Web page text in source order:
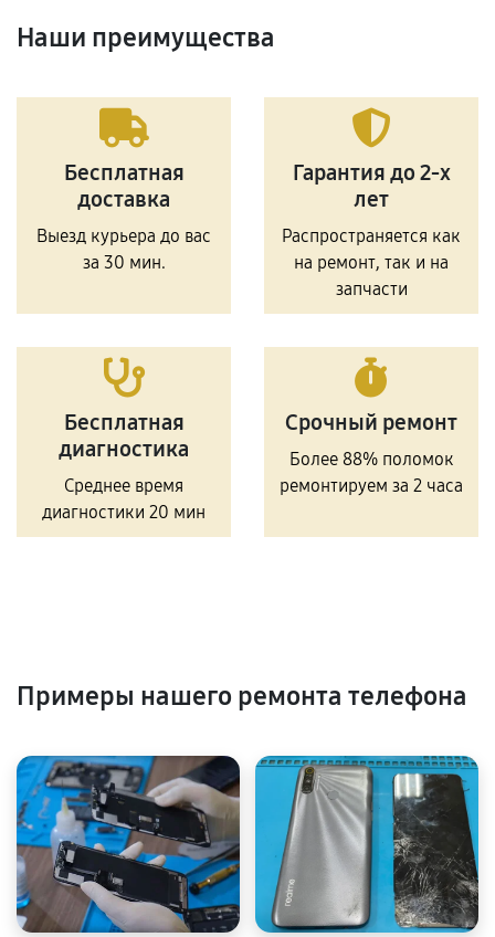
Наши преимущества
Бесплатная
доставка
Выезд курьера до вас
за 30 мин.
Гарантия до 2-х
лет
Распространяется как
на ремонт, так и на
запчасти
Бесплатная
диагностика
Среднее время
диагностики 20 мин
Срочный ремонт
Более 88% поломок
ремонтируем за 2 часа
Примеры нашего ремонта телефона